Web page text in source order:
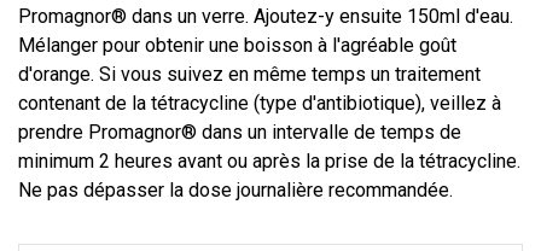
Promagnor® dans un verre. Ajoutez-y ensuite 150ml d'eau.
Mélanger pour obtenir une boisson à l'agréable goût
d'orange. Si vous suivez en même temps un traitement
contenant de la tétracycline (type d'antibiotique), veillez à
prendre Promagnor® dans un intervalle de temps de
minimum 2 heures avant ou après la prise de la tétracycline.
Ne pas dépasser la dose journalière recommandée.